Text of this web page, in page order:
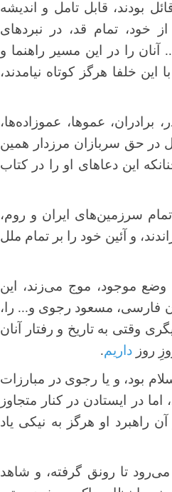
بودند، قابل تامل و اندیشه
خود، تمام قد، در نبردهای
را در این مسیر راهنما و
خلفا هرگز کوتاه نیامدند،
عموها، عموزاده‌ها،
در حق سربازان مرزدار همین
این دعاهای او را در کتاب
سرزمین‌های ایران و روم،
و آئین خود را بر تمام ملل
موجود، موج می‌زند، این
فارسی، مسعود رجوی و... را،
وقتی به تاریخ و رفتار آنان
روز داریم.
بود، و یا رجوی در مبارزات
در ایستادن در کنار متجاوز
راهبرد او هرگز به نیکی یاد
تا رونق گرفته، و شاهد